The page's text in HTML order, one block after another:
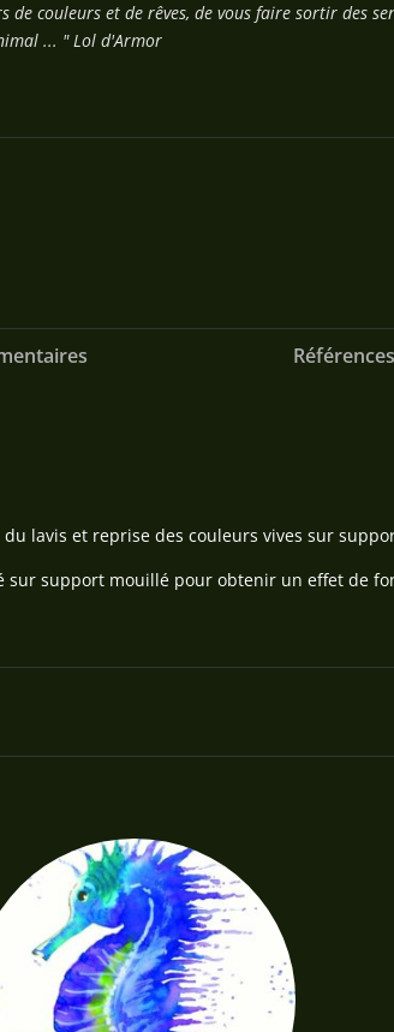
de couleurs et de rêves, de vous faire sortir des
... " Lol d'Armor
lavis et reprise des couleurs vives sur
support mouillé pour obtenir un effet de